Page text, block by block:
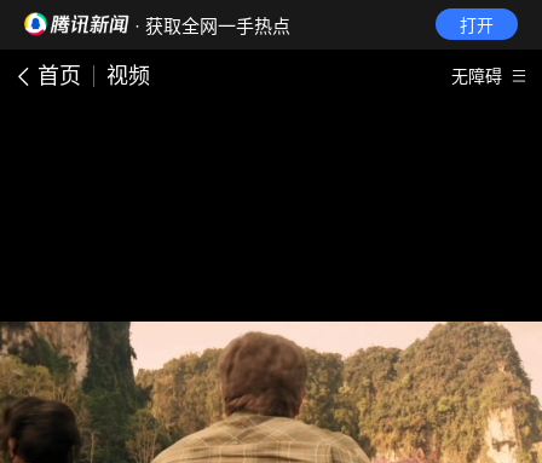
· 获取全网一手热点 打开
首页 视频 无障碍